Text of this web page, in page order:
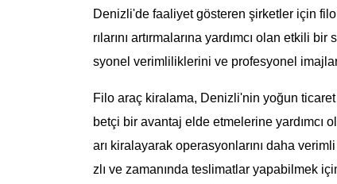
Denizli'de faaliyet gösteren şirketler için
rılarını artırmalarına yardımcı olan etkili
syonel verimliliklerini ve profesyonel
Filo araç kiralama, Denizli'nin yoğun
betçi bir avantaj elde etmelerine yardımcı
arı kiralayarak operasyonlarını daha
zlı ve zamanında teslimatlar yapabilmek